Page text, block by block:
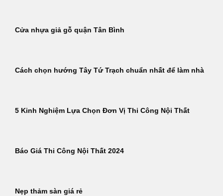
Cửa nhựa giả gỗ quận Tân Bình
Cách chọn hướng Tây Tứ Trạch chuẩn nhất để làm nhà
5 Kinh Nghiệm Lựa Chọn Đơn Vị Thi Công Nội Thất
Báo Giá Thi Công Nội Thất 2024
Nẹp thảm sàn giá rẻ